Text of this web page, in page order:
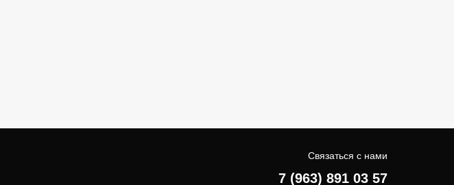
Связаться с нами
7 (963) 891 03 57